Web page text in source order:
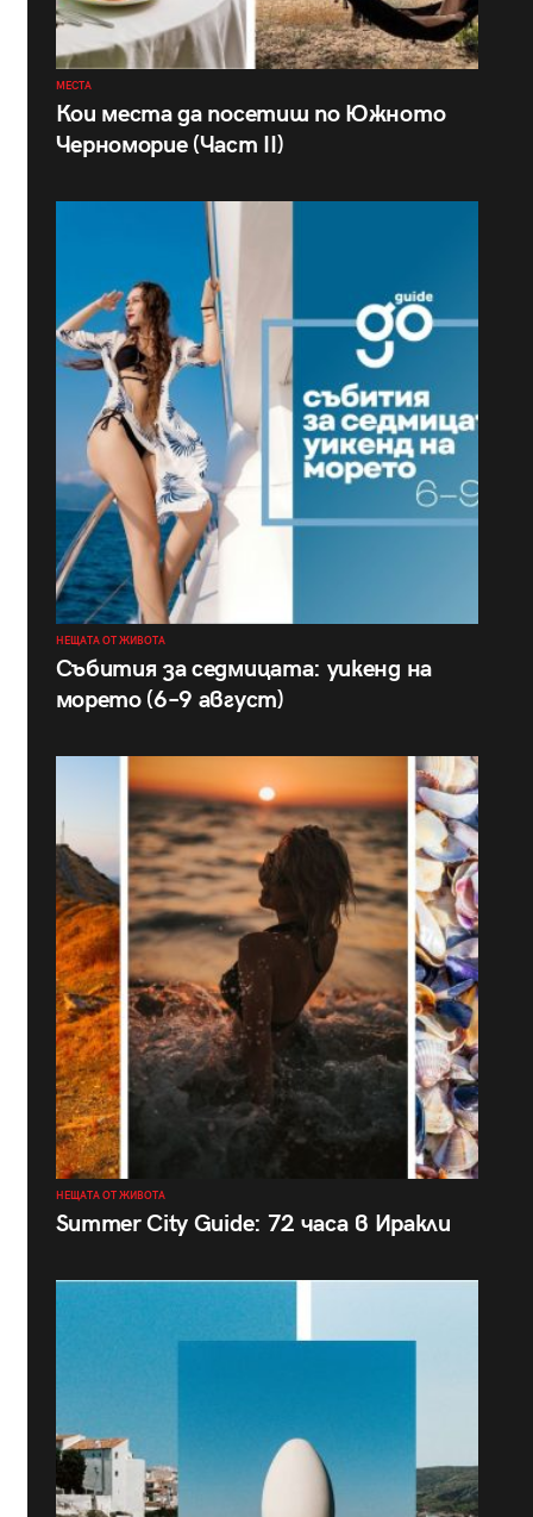
МЕСТА
Кои места да посетиш по Южното
Черноморие (Част II)
НЕЩАТА ОТ ЖИВОТА
Събития за седмицата: уикенд на
морето (6–9 август)
НЕЩАТА ОТ ЖИВОТА
Summer City Guide: 72 часа в Иракли